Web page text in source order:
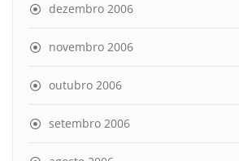
dezembro 2006
novembro 2006
outubro 2006
setembro 2006